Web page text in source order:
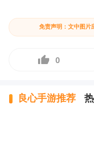
免责声明：文中图片
0
良心手游推荐